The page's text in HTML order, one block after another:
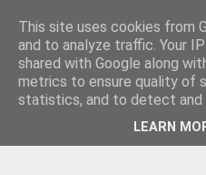
This site uses cookies from
and to analyze traffic. Your
shared with Google along
metrics to ensure quality of
statistics, and to detect and
LEARN